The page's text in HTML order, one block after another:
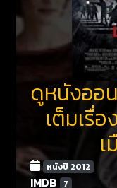
ดูหนังออ
เต็มเรื่
หนังปี 2012
IMDB 7